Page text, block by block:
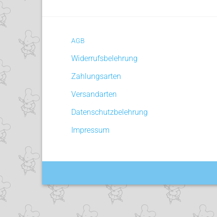
AGB
Widerrufsbelehrung
Zahlungsarten
Versandarten
Datenschutzbelehrung
Impressum